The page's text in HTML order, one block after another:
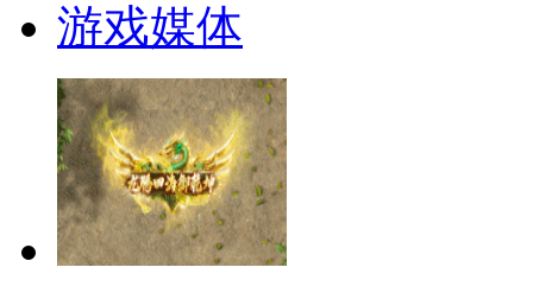
游戏媒体